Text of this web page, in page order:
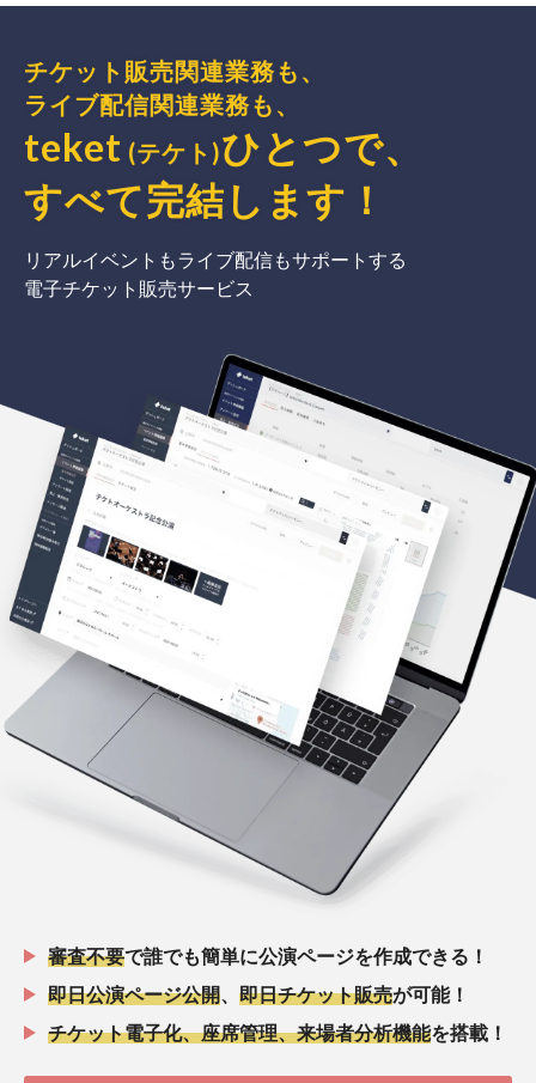
チケット販売関連業務も、
ライブ配信関連業務も、
teket (テケト)ひとつで、
すべて完結 します ！
リアルイベントもライブ配信もサポートする
電子チケット販売サービス
審査不要で誰でも簡単に公演ページを作成できる！
即日公演ページ公開
即日チケット販売が可能！
チケット電子化、座席管理、来場者分析機能を搭載！